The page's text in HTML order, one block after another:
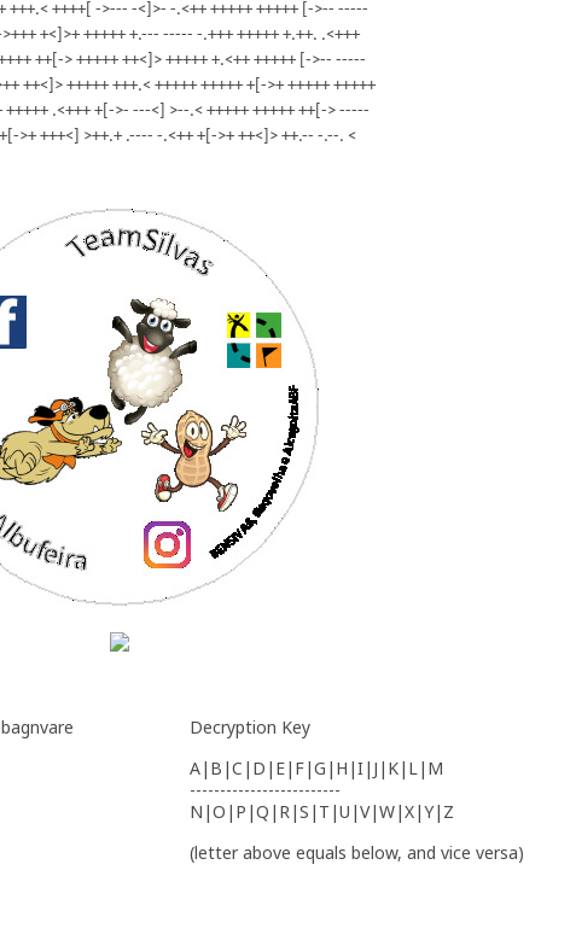
+++.< ++++[ ->--- -<]>- -.<++ +++++ +++++ [->-- -----
+<]>+ +++++ +.--- ----- -.+++ +++++ +.++. .<+++
++[-> +++++ ++<]> +++++ +.<++ +++++ [->-- -----
++<]> +++++ +++.< +++++ +++++ +[->+ +++++ +++++
+++++ .<+++ +[->- ---<] >--.< +++++ +++++ ++[-> -----
>+ +++<] >++.+ .---- -.<++ +[->+ ++<]> ++.-- -.--. <
Decryption Key
A|B|C|D|E|F|G|H|I|J|K|L|M
-------------------------
N|O|P|Q|R|S|T|U|V|W|X|Y|Z
(letter above equals below, and vice versa)